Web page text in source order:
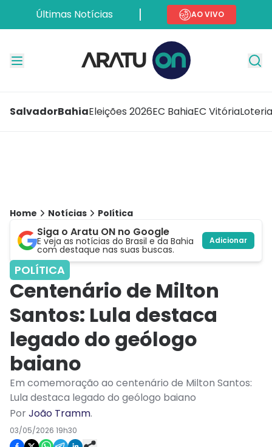
Últimas Notícias AO VIVO
SalvadorBahiaEleições 2026EC BahiaEC Vitória
Home Notícias Política
Siga o Aratu ON no Google
E veja as notícias do Brasil e da Bahia
com destaque nas suas buscas.
Adicionar
POLÍTICA
Centenário de Milton
Santos: Lula destaca
legado do geólogo
baiano
Em comemoração ao centenário de Milton Santos:
Lula destaca legado do geólogo baiano
PorJoão Tramm.
03/05/2026 19h30